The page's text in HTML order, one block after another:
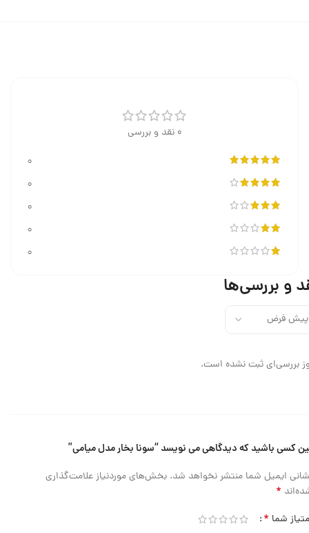
0 نقد و بررسی
0
0
0
0
0
و بررسی‌ها
بررسی‌ای ثبت نشده است.
کسی باشید که دیدگاهی می نویسد “سونا بخار مدل میامی”
ایمیل شما منتشر نخواهد شد. بخش‌های موردنیاز علامت‌گذاری
*
شما *